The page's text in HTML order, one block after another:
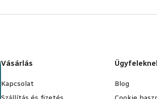
Vásárlás
Kapcsolat
Blog